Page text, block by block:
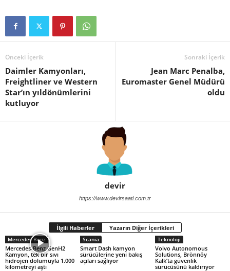
Önceki İçerik
Daimler Kamyonları,
Freightliner ve Western
Star’ın yıldönümlerini
kutluyor
Sonraki İçerik
Jean Marc Penalba,
Euromaster Genel Müdürü
oldu
devir
https://www.devirsaati.com.tr
İlgili Haberler Yazarın Diğer İçerikleri
Mercedes-Benz
Mercedes-Benz GenH2
Kamyon, tek bir sıvı
hidrojen dolumuyla 1.000
kilometreyi aştı
Scania
Smart Dash kamyon
sürücülerine yeni bakış
açıları sağlıyor
Teknoloji
Volvo Autonomous
Solutions, Brönnöy
Kalk’ta güvenlik
sürücüsünü kaldırıyor